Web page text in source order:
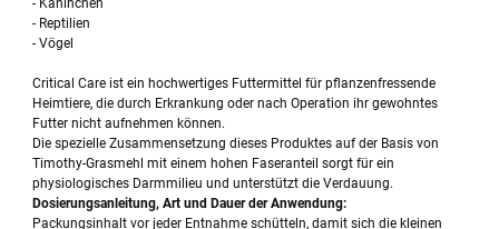
- Reptilien
- Vögel
Critical Care ist ein hochwertiges Futtermittel für pflanzenfressende
Heimtiere, die durch Erkrankung oder nach Operation ihr gewohntes
Futter nicht aufnehmen können.
Die spezielle Zusammensetzung dieses Produktes auf der Basis von
Timothy-Grasmehl mit einem hohen Faseranteil sorgt für ein
physiologisches Darmmilieu und unterstützt die Verdauung.
Dosierungsanleitung, Art und Dauer der Anwendung:
Packungsinhalt vor jeder Entnahme schütteln, damit sich die kleinen